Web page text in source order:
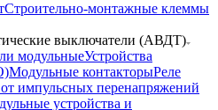
Строительно-монтажные клеммы
выключатели (АВДТ)
модульныеУстройства
Модульные контакторыРеле
импульсных перенапряжений
устройства и